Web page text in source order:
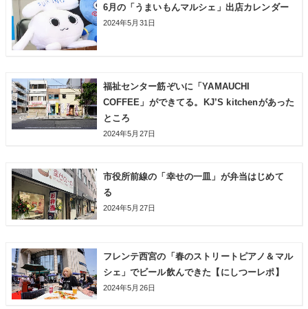
6月の「うまいもんマルシェ」出店カレンダー
2024年5月31日
福祉センター筋ぞいに「YAMAUCHI
COFFEE」ができてる。KJ’S kitchenがあった
ところ
2024年5月27日
市役所前線の「幸せの一皿」が弁当はじめて
る
2024年5月27日
フレンテ西宮の「春のストリートピアノ＆マル
シェ」でビール飲んできた【にしつーレポ】
2024年5月26日